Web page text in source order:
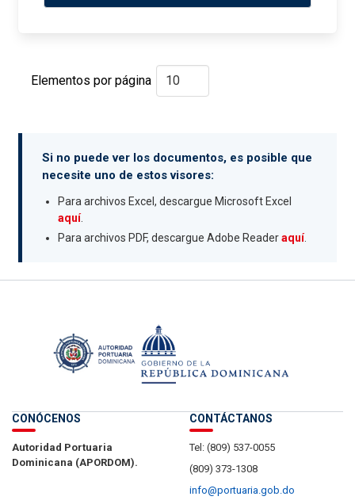
Elementos por página
Si no puede ver los documentos, es posible que
necesite uno de estos visores:
Para archivos Excel, descargue Microsoft Excel
aquí.
Para archivos PDF, descargue Adobe Readeraquí.
CONÓCENOS
Autoridad Portuaria
Dominicana (APORDOM).
CONTÁCTANOS
Tel: (809) 537-0055
(809) 373-1308
info@portuaria.gob.do